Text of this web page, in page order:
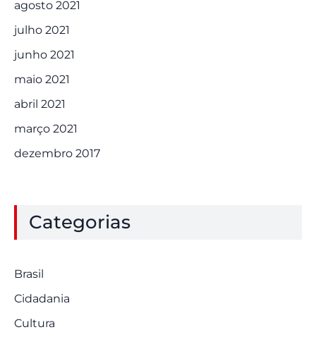
agosto 2021
julho 2021
junho 2021
maio 2021
abril 2021
março 2021
dezembro 2017
Categorias
Brasil
Cidadania
Cultura